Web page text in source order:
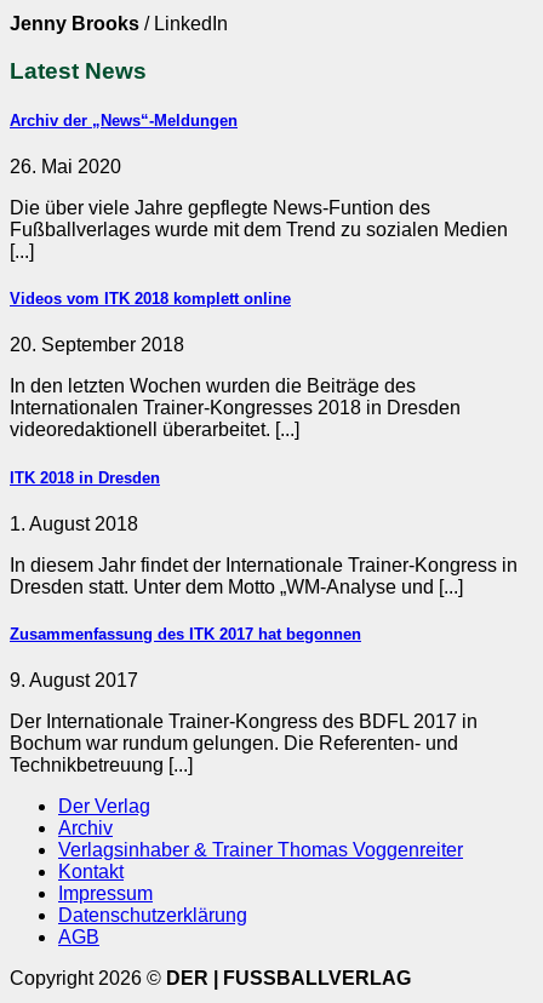
Jenny Brooks / LinkedIn
Latest News
Archiv der „News“-Meldungen
26. Mai 2020
Die über viele Jahre gepflegte News-Funtion des
Fußballverlages wurde mit dem Trend zu sozialen Medien
[...]
Videos vom ITK 2018 komplett online
20. September 2018
In den letzten Wochen wurden die Beiträge des
Internationalen Trainer-Kongresses 2018 in Dresden
videoredaktionell überarbeitet. [...]
ITK 2018 in Dresden
1. August 2018
In diesem Jahr findet der Internationale Trainer-Kongress in
Dresden statt. Unter dem Motto „WM-Analyse und [...]
Zusammenfassung des ITK 2017 hat begonnen
9. August 2017
Der Internationale Trainer-Kongress des BDFL 2017 in
Bochum war rundum gelungen. Die Referenten- und
Technikbetreuung [...]
Der Verlag
Archiv
Verlagsinhaber & Trainer Thomas Voggenreiter
Kontakt
Impressum
Datenschutzerklärung
AGB
Copyright 2026 © DER | FUSSBALLVERLAG